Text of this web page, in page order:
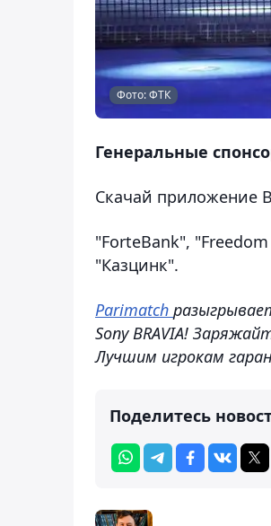
Фото: ФТК
Генеральные
Скачай приложение
"ForteBank",
"Казцинк".
Parimatch
Sony BRAVIA!
Лучшим игрокам
Поделитесь